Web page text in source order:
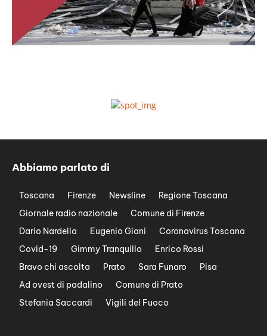
Abbiamo parlato di
Toscana Firenze Newsline
Regione Toscana
Giornale radio nazionale
Comune di Firenze
Dario Nardella
Eugenio Giani
Coronavirus Toscana
Covid-19
Gimmy Tranquillo
Enrico Rossi
Bravo chi ascolta
Prato Sara Funaro
Pisa
Ad ovest di padalino
Comune di Prato
Stefania Saccardi
Vigili del Fuoco